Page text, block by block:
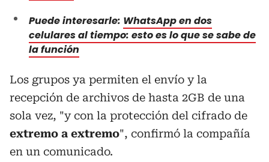
Puede interesarle: WhatsApp en dos
celulares al tiempo: esto es lo que se sabe de
la función
Los grupos ya permiten el envío y la
recepción de archivos de hasta 2GB de una
sola vez, "y con la protección del cifrado de
extremo a extremo", confirmó la compañía
en un comunicado.